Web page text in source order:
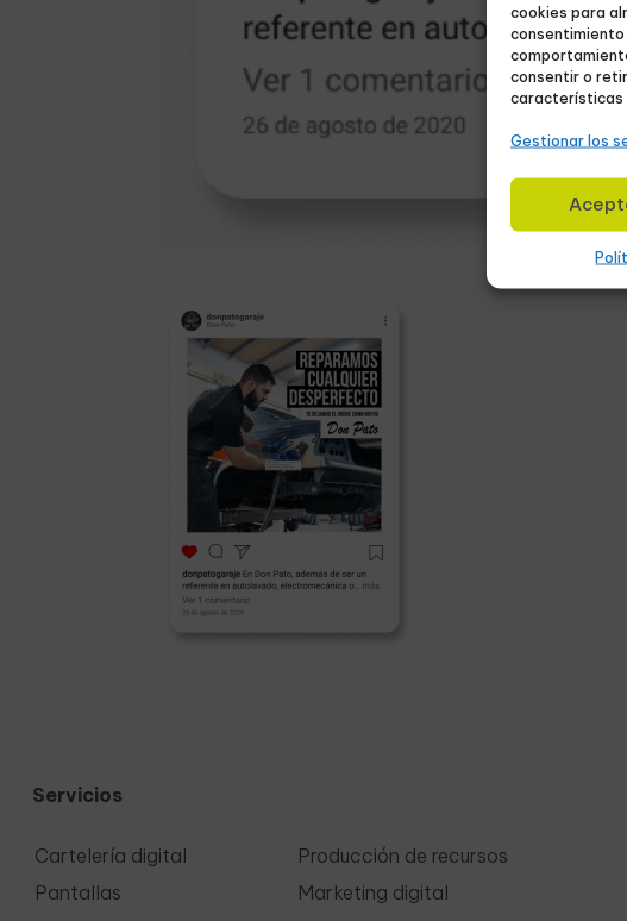
cookies para
consentir o
características
Gestionar los
Servicios
Cartelería digital
Pantallas
Producción de recursos
Marketing digital